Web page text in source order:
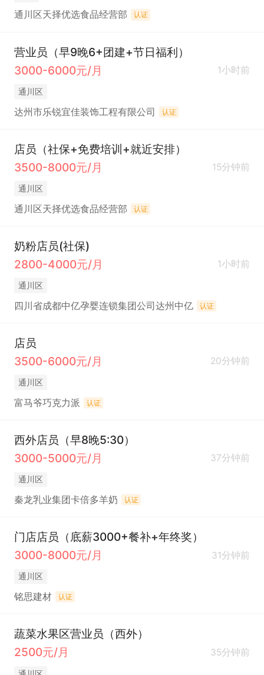
通川区天择优选食品经营部 认证
营业员（早9晚6+团建+节日福利）
3000-6000元/月
1小时前
通川区
达州市乐锐宜佳装饰工程有限公司 认证
店员（社保+免费培训+就近安排）
3500-8000元/月
15分钟前
通川区
通川区天择优选食品经营部 认证
奶粉店员(社保)
2800-4000元/月
1小时前
通川区
四川省成都中亿孕婴连锁集团公司达州中亿 认证
店员
3500-6000元/月
20分钟前
通川区
富马爷巧克力派 认证
西外店员（早8晚5:30）
3000-5000元/月
37分钟前
通川区
秦龙乳业集团卡倍多羊奶 认证
门店店员（底薪3000+餐补+年终奖）
3000-8000元/月
31分钟前
通川区
铭思建材 认证
蔬菜水果区营业员（西外）
2500元/月
35分钟前